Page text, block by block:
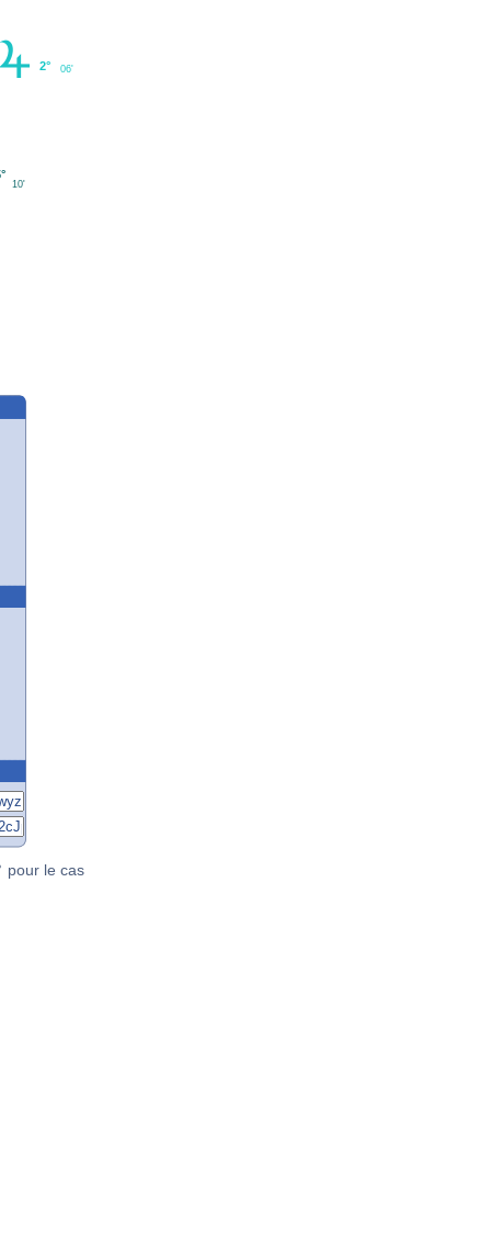
10'
2° 06'
pour le cas